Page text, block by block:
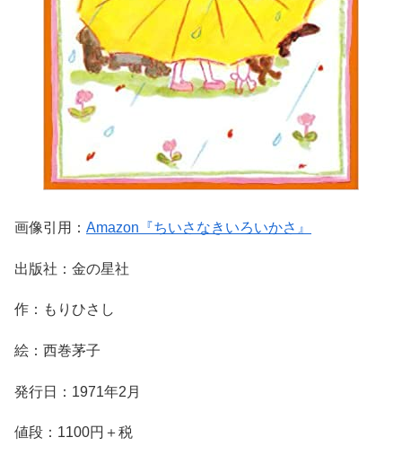
画像引用： Amazon『ちいさなきいろいかさ』
出版社：金の星社
作：もりひさし
絵：西巻茅子
発行日：1971年2月
値段：1100円＋税